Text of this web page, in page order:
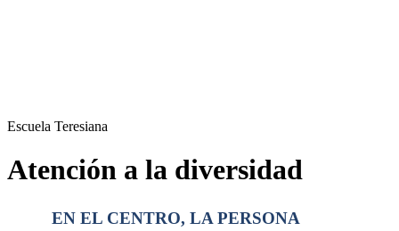
Escuela Teresiana
Atención a la diversidad
EN EL CENTRO, LA PERSONA